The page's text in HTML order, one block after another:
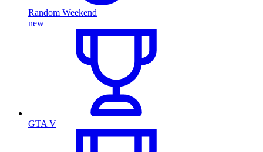
Random Weekend
new
GTA V